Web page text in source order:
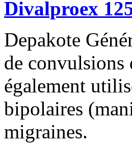
Divalproex
Depakote
de convulsions
également
bipolaires
migraines.